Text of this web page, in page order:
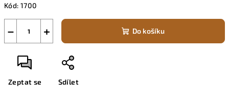
Kód: 1700
+
− Do košíku
Zeptat se Sdílet